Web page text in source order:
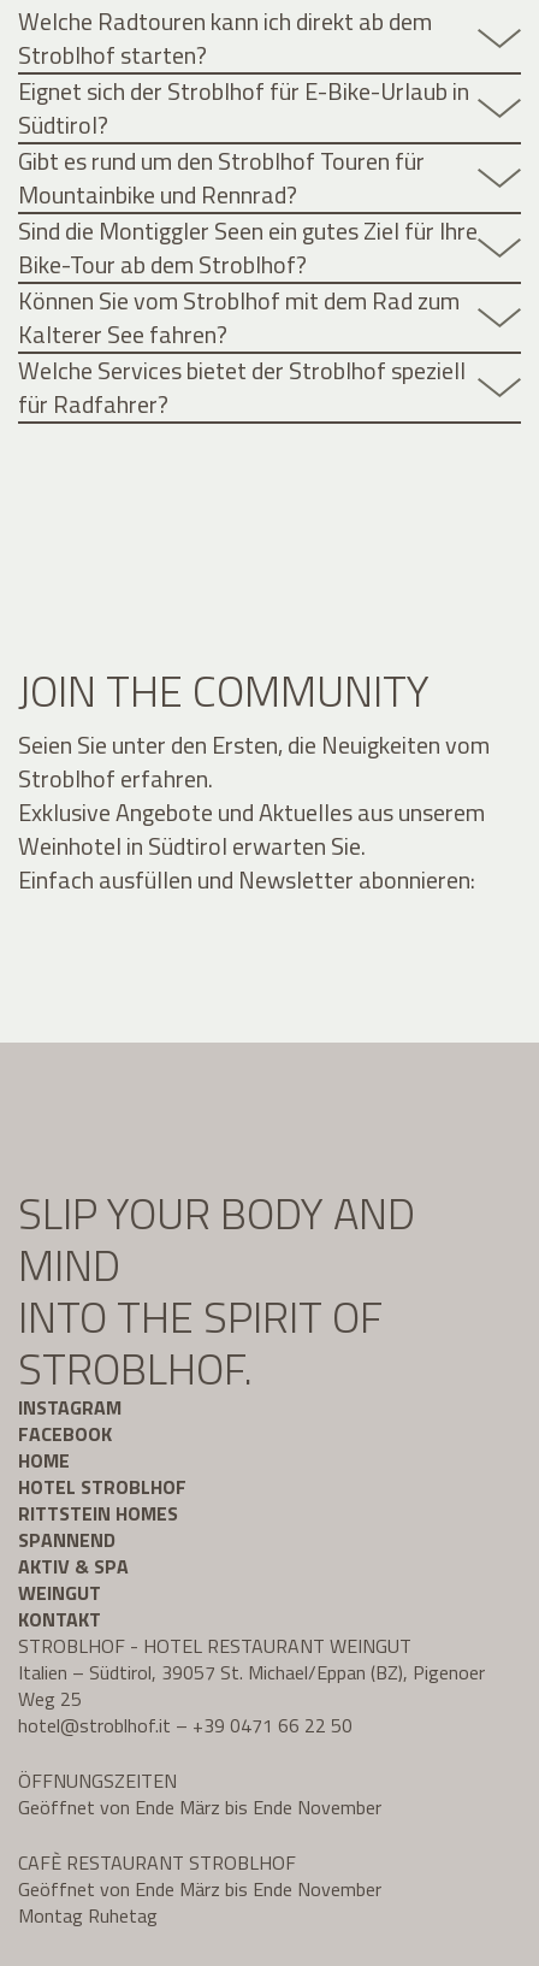
Welche Radtouren kann ich direkt ab dem
Stroblhof starten?
Eignet sich der Stroblhof für E-Bike-Urlaub in
Südtirol?
Gibt es rund um den Stroblhof Touren für
Mountainbike und Rennrad?
Sind die Montiggler Seen ein gutes Ziel für Ihre
Bike-Tour ab dem Stroblhof?
Können Sie vom Stroblhof mit dem Rad zum
Kalterer See fahren?
Welche Services bietet der Stroblhof speziell
für Radfahrer?
JOIN THE COMMUNITY
Seien Sie unter den Ersten, die Neuigkeiten vom
Stroblhof erfahren.
Exklusive Angebote und Aktuelles aus unserem
Weinhotel in Südtirol erwarten Sie.
Einfach ausfüllen und Newsletter abonnieren:
SLIP YOUR BODY AND
MIND
INTO THE SPIRIT OF
STROBLHOF.
INSTAGRAM
FACEBOOK
HOME
HOTEL STROBLHOF
RITTSTEIN HOMES
SPANNEND
AKTIV & SPA
WEINGUT
KONTAKT
STROBLHOF - HOTEL RESTAURANT WEINGUT
Italien – Südtirol, 39057 St. Michael/Eppan (BZ), Pigenoer
Weg 25
hotel@stroblhof.it – +39 0471 66 22 50
ÖFFNUNGSZEITEN
Geöffnet von Ende März bis Ende November
CAFÈ RESTAURANT STROBLHOF
Geöffnet von Ende März bis Ende November
Montag Ruhetag